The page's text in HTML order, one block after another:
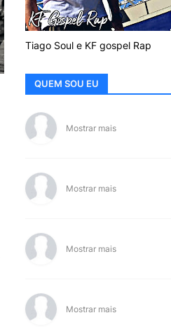
Tiago Soul e KF gospel Rap
QUEM SOU EU
Mostrar mais
Mostrar mais
Mostrar mais
Mostrar mais